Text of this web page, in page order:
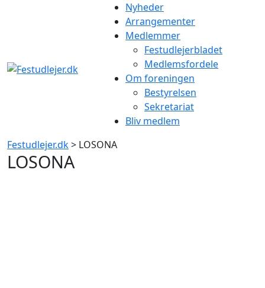
Nyheder
Arrangementer
Medlemmer
Festudlejerbladet
Medlemsfordele
Om foreningen
Bestyrelsen
Sekretariat
Bliv medlem
Festudlejer.dk> LOSONA
LOSONA